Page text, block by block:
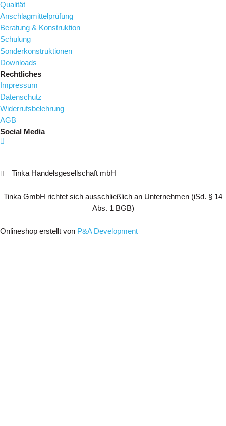
Qualität
Anschlagmittelprüfung
Beratung & Konstruktion
Schulung
Sonderkonstruktionen
Downloads
Rechtliches
Impressum
Datenschutz
Widerrufsbelehrung
AGB
Social Media
Tinka Handelsgesellschaft mbH
Tinka GmbH richtet sich ausschließlich an Unternehmen (iSd. § 14
Abs. 1 BGB)
Onlineshop erstellt von P&A Development